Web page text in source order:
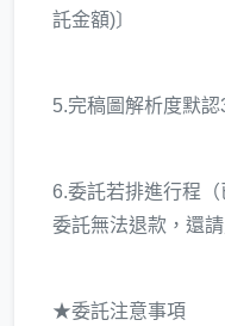
託金額)〕
5.完稿圖解析度默認
6.委託若排進行程
委託無法退款，還請
★委託注意事項